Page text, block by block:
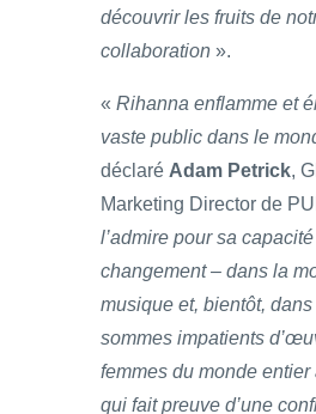
découvrir les fruits de
collaboration ».
« Rihanna enflamme et
vaste public dans le
déclaré Adam Petrick,
Marketing Director de
l’admire pour sa
changement – dans la
musique et, bientôt,
sommes impatients
femmes du monde
qui fait preuve d’une